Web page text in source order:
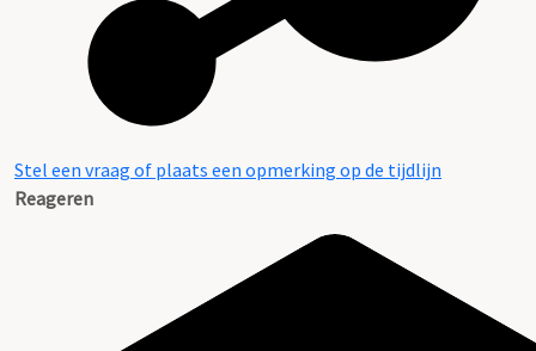
Stel een vraag of plaats een opmerking op de tijdlijn
Reageren